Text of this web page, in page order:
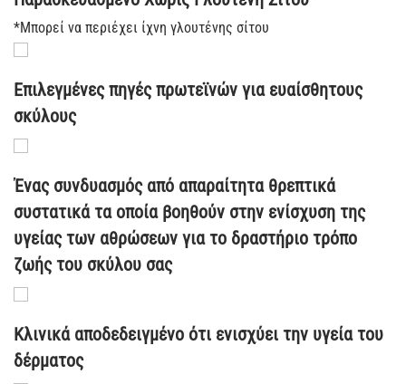
*Μπορεί να περιέχει ίχνη γλουτένης σίτου
Επιλεγμένες πηγές πρωτεϊνών για ευαίσθητους
σκύλους
Ένας συνδυασμός από απαραίτητα θρεπτικά
συστατικά τα οποία βοηθούν στην ενίσχυση της
υγείας των αθρώσεων για το δραστήριο τρόπο
ζωής του σκύλου σας
Κλινικά αποδεδειγμένο ότι ενισχύει την υγεία του
δέρματος